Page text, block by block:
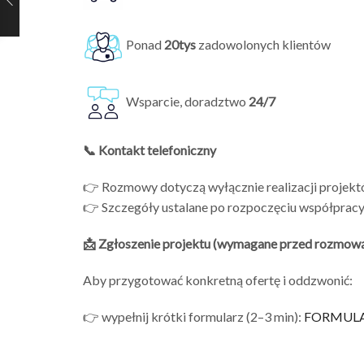
Ponad 20tys zadowolonych klientów
Wsparcie, doradztwo 24/7
📞 Kontakt telefoniczny
👉 Rozmowy dotyczą wyłącznie realizacji
👉 Szczegóły ustalane po rozpoczęciu współpracy
📩 Zgłoszenie projektu (wymagane przed
Aby przygotować konkretną ofertę i oddzwonić:
👉 wypełnij krótki formularz (2–3 min):